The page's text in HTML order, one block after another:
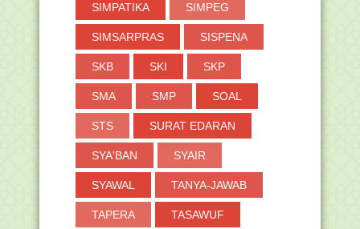
SIMPATIKA SIMPEG
SIMSARPRAS SISPENA
SKB SKI SKP
SMA SMP SOAL
STS SURAT EDARAN
SYA'BAN SYAIR
SYAWAL TANYA-JAWAB
TAPERA TASAWUF